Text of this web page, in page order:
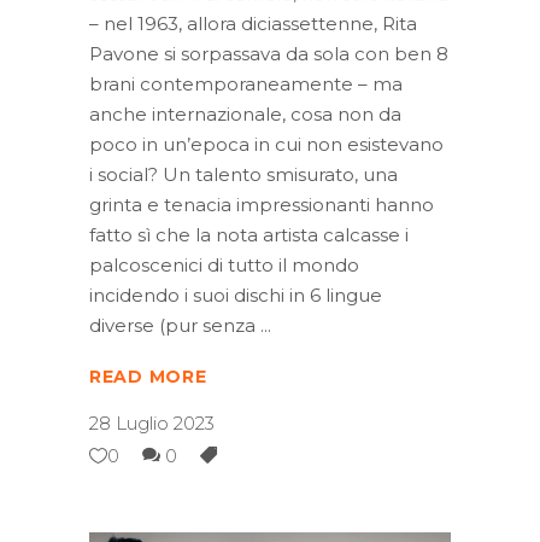
– nel 1963, allora diciassettenne, Rita
Pavone si sorpassava da sola con ben 8
brani contemporaneamente – ma
anche internazionale, cosa non da
poco in un’epoca in cui non esistevano
i social? Un talento smisurato, una
grinta e tenacia impressionanti hanno
fatto sì che la nota artista calcasse i
palcoscenici di tutto il mondo
incidendo i suoi dischi in 6 lingue
diverse (pur senza
READ MORE
28 Luglio 2023
0
0